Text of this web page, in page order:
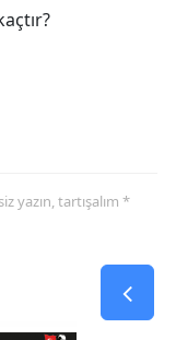
yazın, tartışalım *